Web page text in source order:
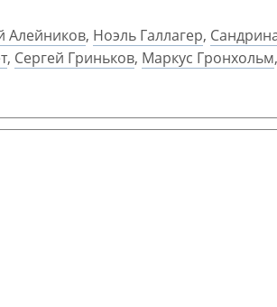
Алейников, Ноэль Галлагер,
, Сергей Гриньков, Маркус Гронхольм,